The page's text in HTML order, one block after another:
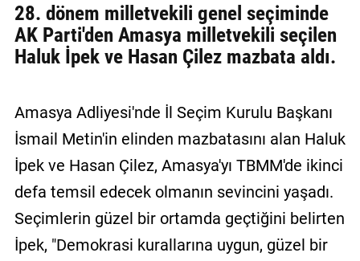
İletişim
Gizlilik
Kullanıcı
Sözleşmesi
28. dönem milletvekili genel seçiminde
AK Parti'den Amasya milletvekili seçilen
Haluk İpek ve Hasan Çilez mazbata aldı.
Amasya Adliyesi'nde İl Seçim Kurulu Başkanı
İsmail Metin'in elinden mazbatasını alan Haluk
İpek ve Hasan Çilez, Amasya'yı TBMM'de ikinci
defa temsil edecek olmanın sevincini yaşadı.
Seçimlerin güzel bir ortamda geçtiğini belirten
İpek, "Demokrasi kurallarına uygun, güzel bir